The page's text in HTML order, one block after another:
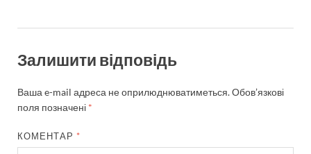
Залишити відповідь
Ваша e-mail адреса не оприлюднюватиметься.Обов’язкові
поля позначені *
КОМЕНТАР *